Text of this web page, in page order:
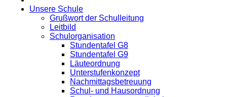
Unsere Schule
Grußwort der Schulleitung
Leitbild
Schulorganisation
Stundentafel G8
Stundentafel G9
Läuteordnung
Unterstufenkonzept
Nachmittagsbetreuung
Schul- und Hausordnung